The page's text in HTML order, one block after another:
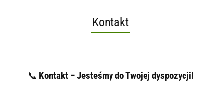
Kontakt
📞 Kontakt – Jesteśmy do Twojej dyspozycji!